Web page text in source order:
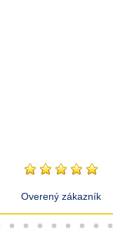
Overený zákazník